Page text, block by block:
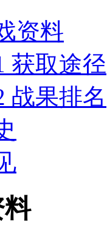
资料
获取途径
战果排名